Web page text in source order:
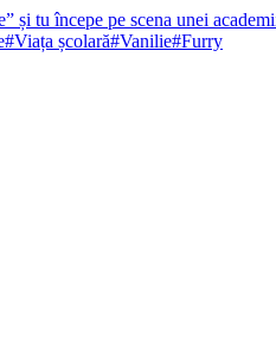
și tu începe pe scena unei
#Viața școlară#Vanilie#Furry